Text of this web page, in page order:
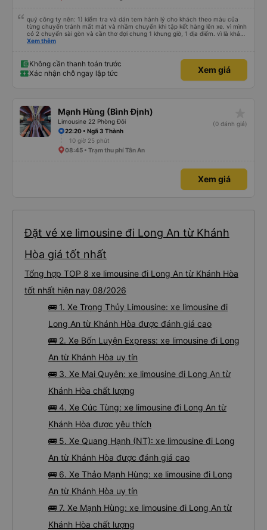
quý công ty nên: 1) kiểm tra và dán tem hành lý cho khách theo màu của
từng chuyến tránh mất mát và nhầm chuyến khi tập kết hàng lên xe. vì mình
có 2 chuyến sài gòn và cần thơ đợi chung 1 khung giờ, 1 địa điểm. vì là khách
thân thiết của quý công ty nên rất hài lòng và tin tưởng. tuy nhiên rất mong
thì chắc chắn quy công ty là nhà xe được yêu thích và lựa chọn số 1 quy
nhơn. rất cảm ơn quý anh chị em cty cũng như chị Thảo đã lắng nghe và
tiếp nhận. " khách hàng thân thiết nhiều năm của nhà xe từ thời sinh viên"
Xem thêm
Không cần thanh toán trước
Xác nhận chỗ ngay lập tức
Xem giá
Mạnh Hùng (Bình Định)
Limousine 22 Phòng Đôi
(0 đánh giá)
22:20 • Ngã 3 Thành
10 giờ 25 phút
08:45 • Trạm thu phí Tân An
Xem giá
Đặt vé xe limousine đi Long An từ Khánh
Hòa giá tốt nhất
Tổng hợp TOP 8 xe limousine đi Long An từ Khánh Hòa
tốt nhất hiện nay 08/2026
🚌 1. Xe Trọng Thủy Limousine: xe limousine đi
Long An từ Khánh Hòa được đánh giá cao
🚌 2. Xe Bốn Luyện Express: xe limousine đi Long
An từ Khánh Hòa uy tín
🚌 3. Xe Mai Quyên: xe limousine đi Long An từ
Khánh Hòa chất lượng
🚌 4. Xe Cúc Tùng: xe limousine đi Long An từ
Khánh Hòa được yêu thích
🚌 5. Xe Quang Hạnh (NT): xe limousine đi Long
An từ Khánh Hòa được đánh giá cao
🚌 6. Xe Thảo Mạnh Hùng: xe limousine đi Long
An từ Khánh Hòa uy tín
🚌 7. Xe Mạnh Hùng: xe limousine đi Long An từ
Khánh Hòa chất lượng